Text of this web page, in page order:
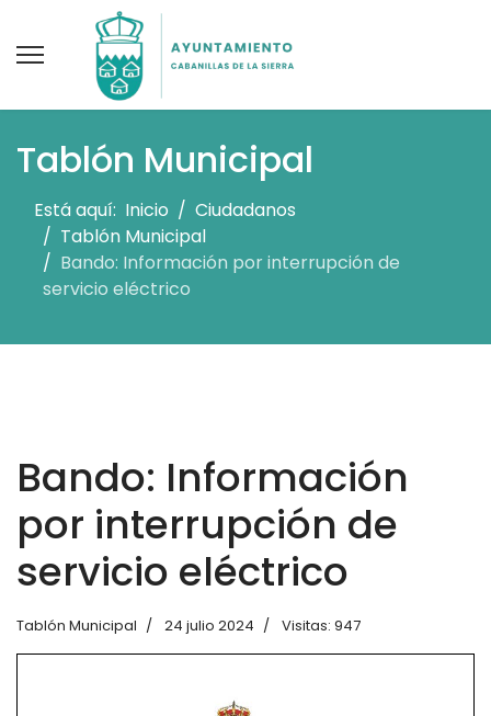
Tablón Municipal
Está aquí: Inicio
Ciudadanos
Tablón Municipal
Bando: Información por interrupción de
servicio eléctrico
Bando: Información
por interrupción de
servicio eléctrico
Tablón Municipal 24 julio 2024 Visitas: 947